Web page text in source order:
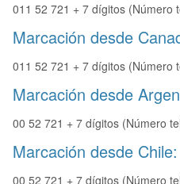
011 52 721 + 7 dígitos (Número
Marcación desde
011 52 721 + 7 dígitos (Número
Marcación desde
00 52 721 + 7 dígitos (Número
Marcación desde Chile:
00 52 721 + 7 dígitos (Número